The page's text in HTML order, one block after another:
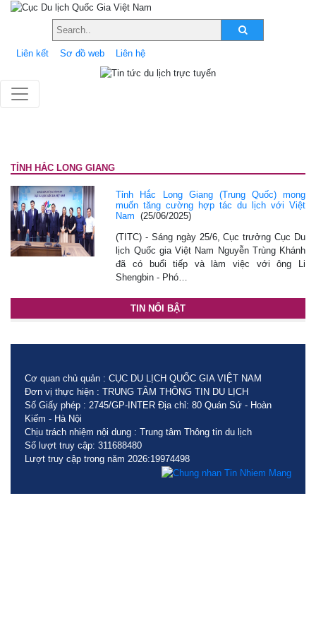
Liên kết Sơ đồ web Liên hệ
TỈNH HẮC LONG GIANG
Tỉnh Hắc Long Giang (Trung Quốc) mong
muốn tăng cường hợp tác du lịch với Việt
Nam
(25/06/2025)
(TITC) - Sáng ngày 25/6, Cục trưởng Cục Du
lịch Quốc gia Việt Nam Nguyễn Trùng Khánh
đã có buổi tiếp và làm việc với ông Li
Shengbin - Phó…
TIN NỔI BẬT
Cơ quan chủ quản : CỤC DU LỊCH QUỐC GIA VIỆT NAM
Đơn vị thực hiện : TRUNG TÂM THÔNG TIN DU LỊCH
Số Giấy phép : 2745/GP-INTER Địa chỉ: 80 Quán Sứ - Hoàn
Kiếm - Hà Nội
Chịu trách nhiệm nội dung : Trung tâm Thông tin du lịch
Số lượt truy cập: 311688480
Lượt truy cập trong năm 2026:19974498